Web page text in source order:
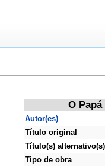
O Papá
Autor(es)
Título original
Título(s) alternativo(s)
Tipo de obra